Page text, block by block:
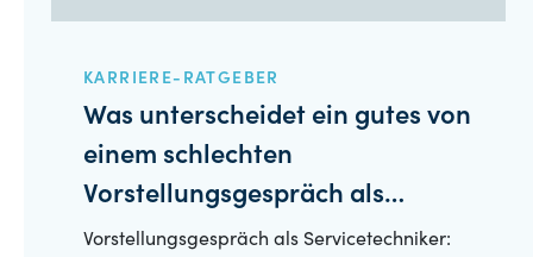
KARRIERE-RATGEBER
Was unterscheidet ein gutes von
einem schlechten
Vorstellungsgespräch als
Servicetechniker?
Vorstellungsgespräch als Servicetechniker: